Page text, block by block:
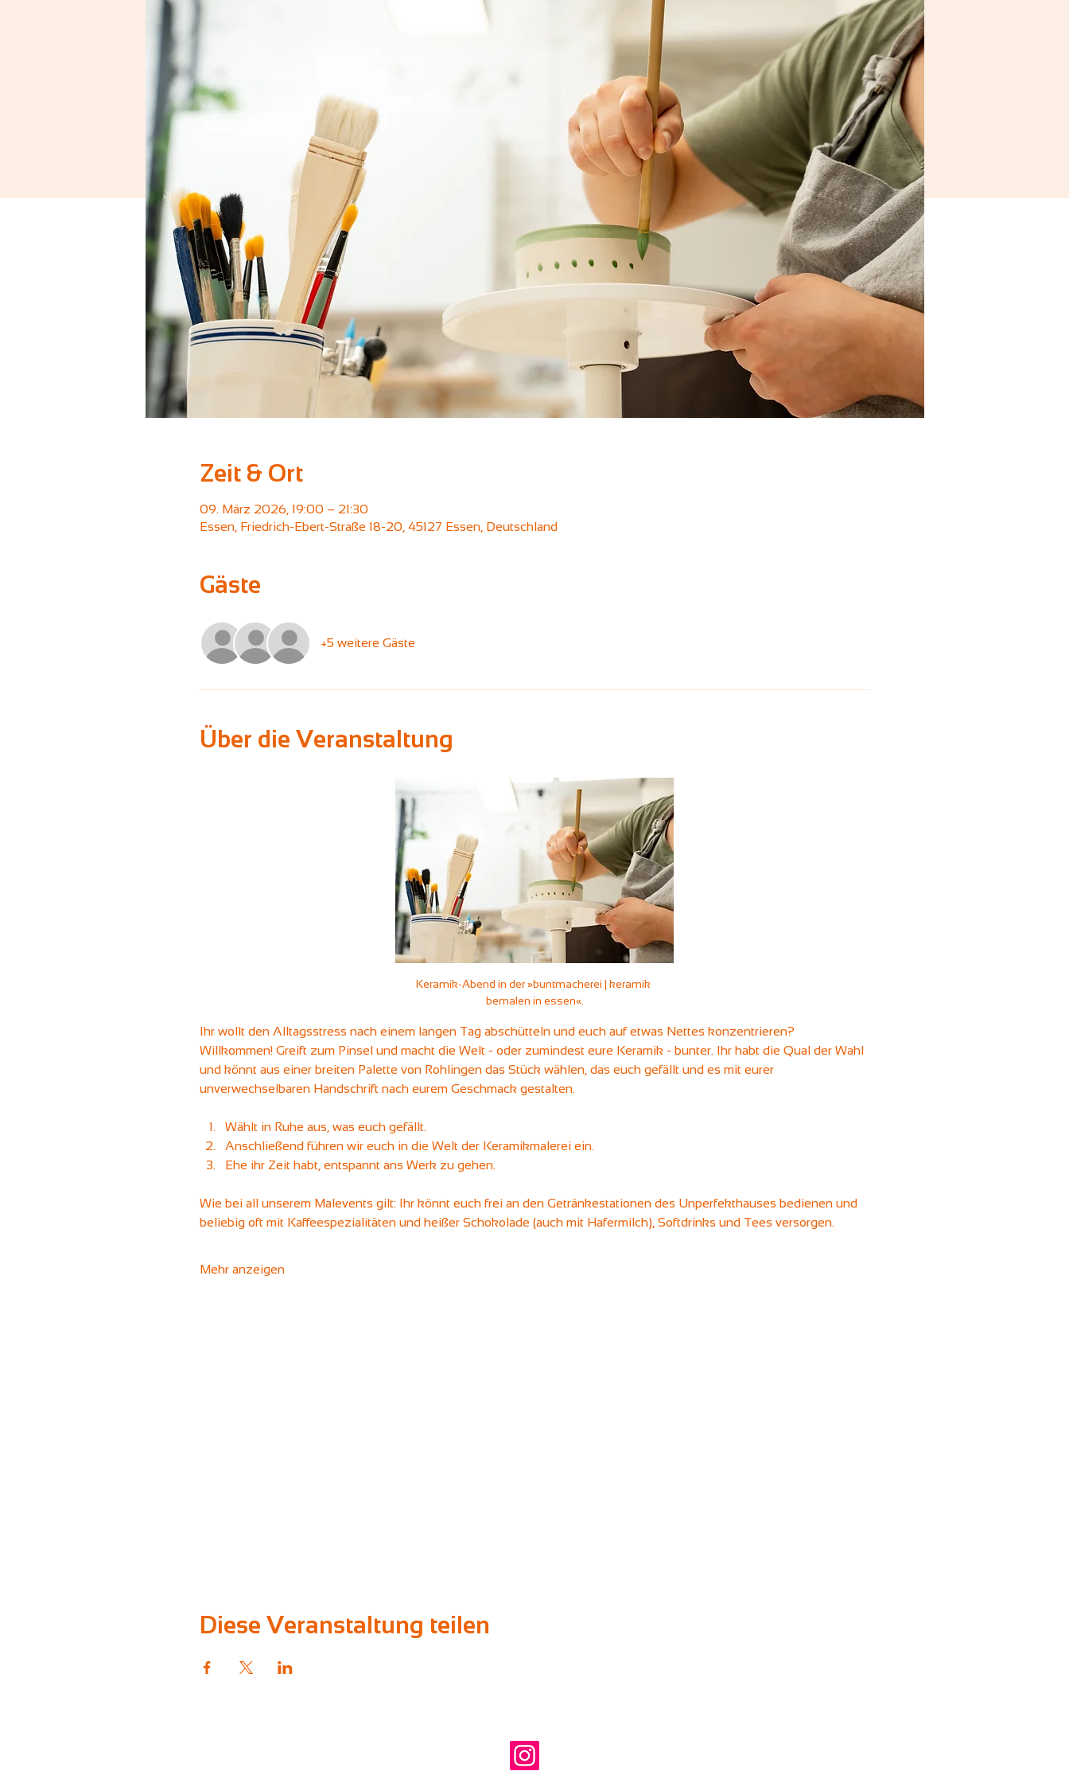
Zeit & Ort
09. März 2026, 19:00 – 21:30
Essen, Friedrich-Ebert-Straße 18-20, 45127 Essen, Deutschland
Gäste
+5 weitere Gäste
Über die Veranstaltung
Keramik-Abend in der »buntmacherei | keramik
bemalen in essen«.
Ihr wollt den Alltagsstress nach einem langen Tag abschütteln und euch auf etwas Nettes konzentrieren?
Willkommen! Greift zum Pinsel und macht die Welt - oder zumindest eure Keramik - bunter. Ihr habt die Qual der Wahl
und könnt aus einer breiten Palette von Rohlingen das Stück wählen, das euch gefällt und es mit eurer
unverwechselbaren Handschrift nach eurem Geschmack gestalten.
Wählt in Ruhe aus, was euch gefällt.
Anschließend führen wir euch in die Welt der Keramikmalerei ein.
Ehe ihr Zeit habt, entspannt ans Werk zu gehen.
Wie bei all unserem Malevents gilt: Ihr könnt euch frei an den Getränkestationen des Unperfekthauses bedienen und
beliebig oft mit Kaffeespezialitäten und heißer Schokolade (auch mit Hafermilch), Softdrinks und Tees versorgen.
Mehr anzeigen
Diese Veranstaltung teilen